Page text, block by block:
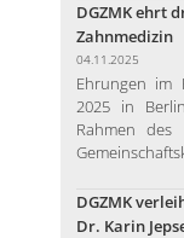
DGZMK ehrt
Zahnmedizin
04.11.2025
Ehrungen im
2025 in
Rahmen des
DGZMK
Dr. Karin